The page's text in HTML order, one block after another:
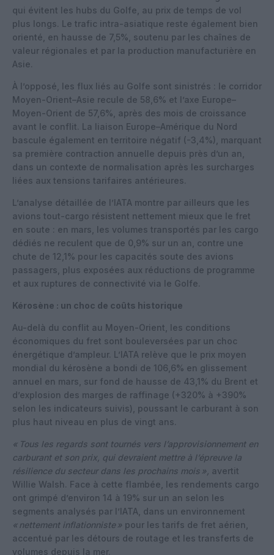
qui évitent les hubs du Golfe, au prix de temps de vol
plus longs. Le trafic intra-asiatique reste également bien
orienté, en hausse de 7,5%, soutenu par les chaînes de
valeur régionales et par la production manufacturière en
Asie.
À l’opposé, les flux liés au Golfe sont sinistrés : le corridor
Moyen-Orient–Asie recule de 58,6% et l’axe Europe–
Moyen-Orient de 57,6%, après des mois de croissance
avant le conflit. La liaison Europe–Amérique du Nord
bascule également en territoire négatif (-3,4%), marquant
sa première contraction annuelle depuis près d’un an,
dans un contexte de normalisation après les surcharges
liées aux tensions tarifaires antérieures.
L’analyse détaillée de l’IATA montre par ailleurs que les
avions tout-cargo résistent nettement mieux que le fret
en soute : en mars, les volumes transportés par les cargo
dédiés ne reculent que de 0,9% sur un an, contre une
chute de 12,1% pour les capacités soute des avions
passagers, plus exposées aux réductions de programme
et aux ruptures de connectivité via le Golfe.
Kérosène : un choc de coûts historique
Au-delà du conflit au Moyen-Orient, les conditions
économiques du fret sont bouleversées par un choc
énergétique d’ampleur. L’IATA relève que le prix moyen
mondial du kérosène a bondi de 106,6% en glissement
annuel en mars, sur fond de hausse de 43,1% du Brent et
d’explosion des marges de raffinage (+320% à +390%
selon les indicateurs suivis), poussant le carburant à son
plus haut niveau en plus de vingt ans.
« Tous les regards sont tournés vers l’approvisionnement en
carburant et son prix, qui devraient mettre à l’épreuve la
résilience du secteur dans les prochains mois », avertit
Willie Walsh. Face à cette flambée, les rendements cargo
ont grimpé d’environ 14 à 19% sur un an selon les
segments analysés par l’IATA, dans un environnement
« nettement inflationniste » pour les tarifs de fret aérien,
accentué par les détours de routage et les transferts de
volumes depuis la mer.